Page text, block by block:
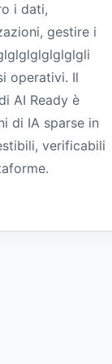
i dati,
gestire i
operativi. Il
AI Ready è
di IA sparse in
verificabili